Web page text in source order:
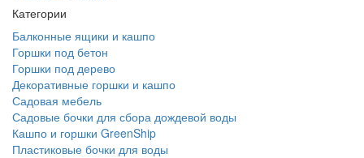
Категории
Балконные ящики и кашпо
Горшки под бетон
Горшки под дерево
Декоративные горшки и кашпо
Садовая мебель
Садовые бочки для сбора дождевой воды
Кашпо и горшки GreenShip
Пластиковые бочки для воды